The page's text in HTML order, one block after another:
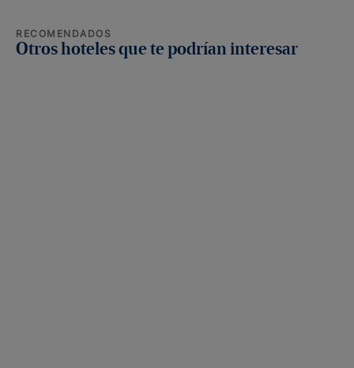
RECOMENDADOS
Otros hoteles que te podrían interesar